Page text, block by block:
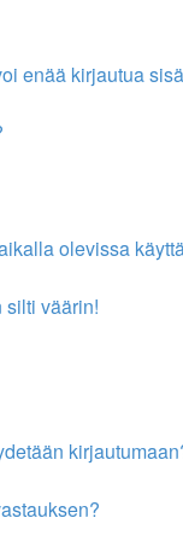
enää kirjautua
olevissa
väärin!